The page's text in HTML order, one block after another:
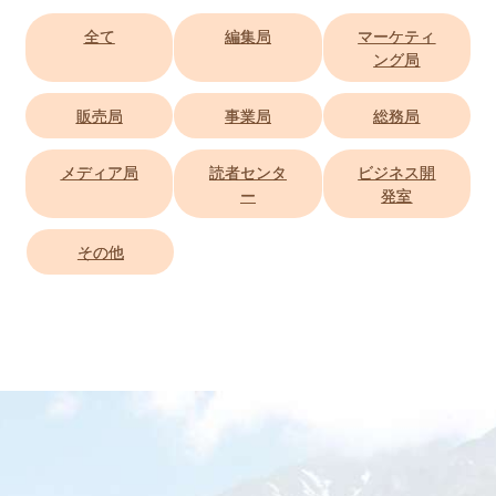
全て 編集局
マーケティ
ング局
販売局 事業局 総務局
メディア局
読者センタ
ー
ビジネス開
発室
その他